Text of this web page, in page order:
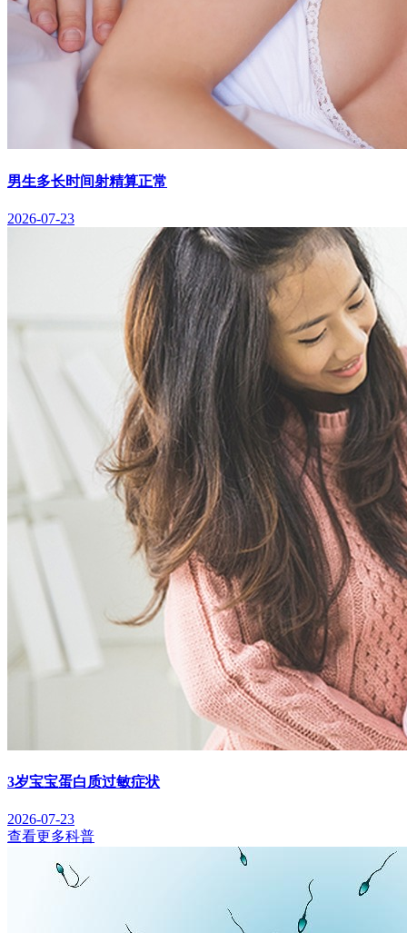
男生多长时间射精算正常
2026-07-23
3岁宝宝蛋白质过敏症状
2026-07-23
查看更多科普